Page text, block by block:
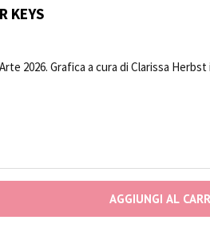
KEYS
2026. Grafica a cura di Clarissa
AGGIUNGI AL